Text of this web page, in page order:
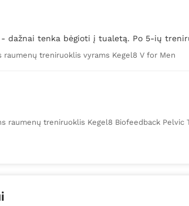
tenka bėgioti į tualetą. Po 5-ių
raumenų treniruoklis vyrams Kegel8 V for Men
raumenų treniruoklis Kegel8 Biofeedback Pelvic